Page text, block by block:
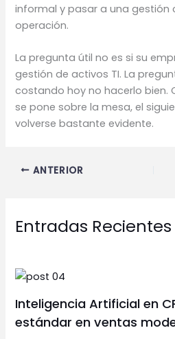
informal y pasar a una gestión
operación.
La pregunta útil no es si su
gestión de activos TI. La
costando hoy no hacerlo bien.
se pone sobre la mesa, el
volverse bastante evidente.
ANTERIOR
Entradas Recientes
Inteligencia Artificial en
estándar en ventas